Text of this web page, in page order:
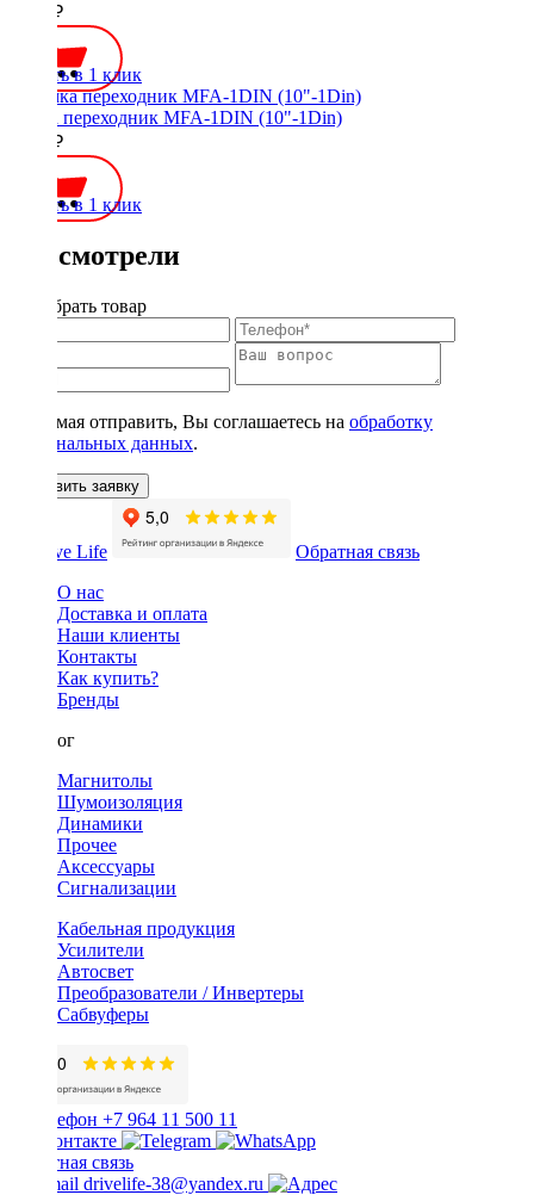
1000 ₽
Купить в 1 клик
Рамка переходник MFA-1DIN (10"-1Din)
1000 ₽
Купить в 1 клик
Вы смотрели
Подобрать товар
Нажимая отправить, Вы соглашаетесь на обработку
персональных данных.
Оставить заявку
Обратная связь
О нас
Доставка и оплата
Наши клиенты
Контакты
Как купить?
Бренды
Каталог
Магнитолы
Шумоизоляция
Динамики
Прочее
Аксессуары
Сигнализации
Кабельная продукция
Усилители
Автосвет
Преобразователи / Инвертеры
Сабвуферы
+7 964 11 500 11
Обратная связь
drivelife-38@yandex.ru